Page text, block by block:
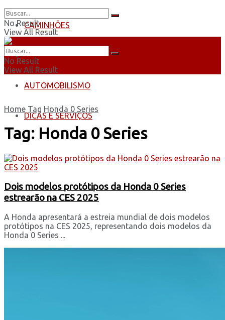
CAMINHÕES
ÔNIBUS
AUTOMOBILISMO
DICAS E SERVIÇOS
No Result
View All Result
No Result
View All Result
Home Tag Honda 0 Series
Tag: Honda 0 Series
Dois modelos protótipos da Honda 0 Series
estrearão na CES 2025
A Honda apresentará a estreia mundial de dois modelos
protótipos na CES 2025, representando dois modelos da
Honda 0 Series ...